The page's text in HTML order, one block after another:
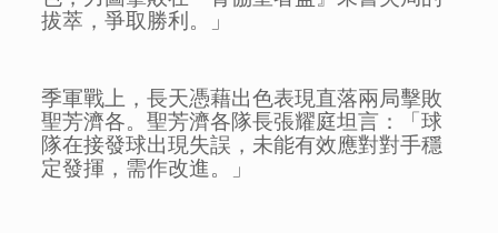
拔萃，爭取勝利。」
季軍戰上，長天憑藉出色表現直落兩局擊敗
聖芳濟各。聖芳濟各隊長張耀庭坦言：「球
隊在接發球出現失誤，未能有效應對對手穩
定發揮，需作改進。」